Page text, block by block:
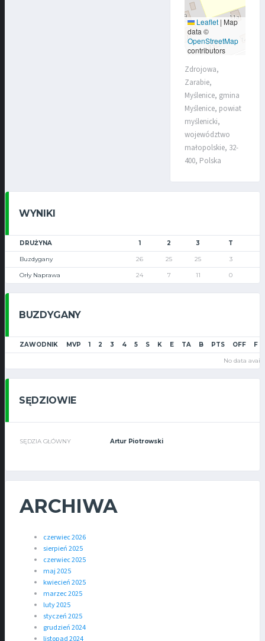
Leaflet | Map
data ©
OpenStreetMap
contributors
Zdrojowa,
Zarabie,
Myślenice, gmina
Myślenice, powiat
myślenicki,
województwo
małopolskie, 32-
400, Polska
WYNIKI
DRUŻYNA 1 2 3 T
Buzdygany 26 25 25 3
Orły Naprawa 24 7 11 0
BUZDYGANY
ZAWODNIK MVP 1 2 3 4 5 S K E TA B PTS OFF F
No data
SĘDZIOWIE
SĘDZIA GŁÓWNY Artur Piotrowski
ARCHIWA
czerwiec 2026
sierpień 2025
czerwiec 2025
maj 2025
kwiecień 2025
marzec 2025
luty 2025
styczeń 2025
grudzień 2024
listopad 2024